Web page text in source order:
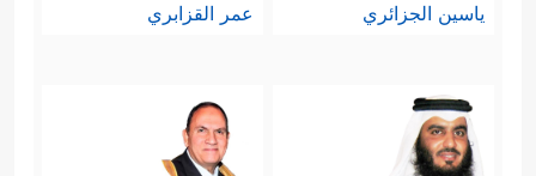
ياسين الجزائري عمر القزابري